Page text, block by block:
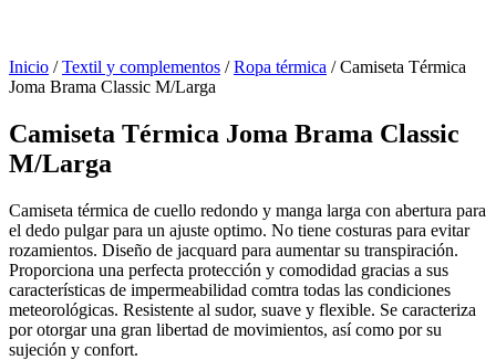
Inicio /Textil y complementos /Ropa térmica / Camiseta Térmica
Joma Brama Classic M/Larga
Camiseta Térmica Joma Brama Classic
M/Larga
Camiseta térmica de cuello redondo y manga larga con abertura para
el dedo pulgar para un ajuste optimo. No tiene costuras para evitar
rozamientos. Diseño de jacquard para aumentar su transpiración.
Proporciona una perfecta protección y comodidad gracias a sus
características de impermeabilidad comtra todas las condiciones
meteorológicas. Resistente al sudor, suave y flexible. Se caracteriza
por otorgar una gran libertad de movimientos, así como por su
sujeción y confort.